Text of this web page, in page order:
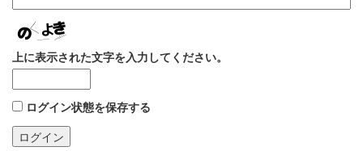
上に表示された文字を入力してください。
ログイン状態を保存する
ログイン